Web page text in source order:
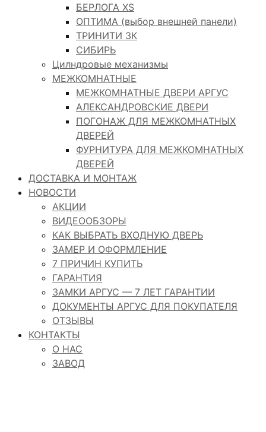
БЕРЛОГА XS
ОПТИМА (выбор внешней панели)
ТРИНИТИ 3К
СИБИРЬ
Цилндровые механизмы
МЕЖКОМНАТНЫЕ
МЕЖКОМНАТНЫЕ ДВЕРИ АРГУС
АЛЕКСАНДРОВСКИЕ ДВЕРИ
ПОГОНАЖ ДЛЯ МЕЖКОМНАТНЫХ
ДВЕРЕЙ
ФУРНИТУРА ДЛЯ МЕЖКОМНАТНЫХ
ДВЕРЕЙ
ДОСТАВКА И МОНТАЖ
НОВОСТИ
АКЦИИ
ВИДЕООБЗОРЫ
КАК ВЫБРАТЬ ВХОДНУЮ ДВЕРЬ
ЗАМЕР И ОФОРМЛЕНИЕ
7 ПРИЧИН КУПИТЬ
ГАРАНТИЯ
ЗАМКИ АРГУС — 7 ЛЕТ ГАРАНТИИ
ДОКУМЕНТЫ АРГУС ДЛЯ ПОКУПАТЕЛЯ
ОТЗЫВЫ
КОНТАКТЫ
О НАС
ЗАВОД